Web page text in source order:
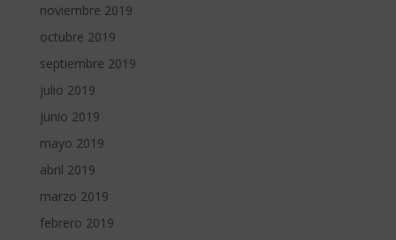
noviembre 2019
octubre 2019
septiembre 2019
julio 2019
junio 2019
mayo 2019
abril 2019
marzo 2019
febrero 2019